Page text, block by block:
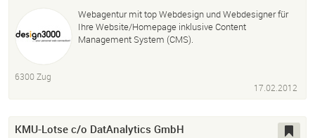
Webagentur mit top Webdesign und Webdesigner für
Ihre Website/Homepage inklusive Content
Management System (CMS).
6300 Zug
17.02.2012
KMU-Lotse c/o DatAnalytics GmbH